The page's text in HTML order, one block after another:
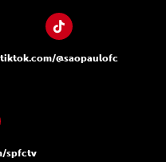
tiktok.com/@saopaulofc
spfctv